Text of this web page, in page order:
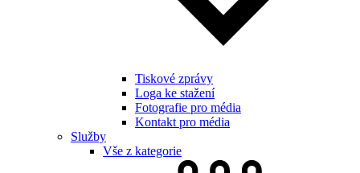
Tiskové zprávy
Loga ke stažení
Fotografie pro média
Kontakt pro média
Služby
Vše z kategorie